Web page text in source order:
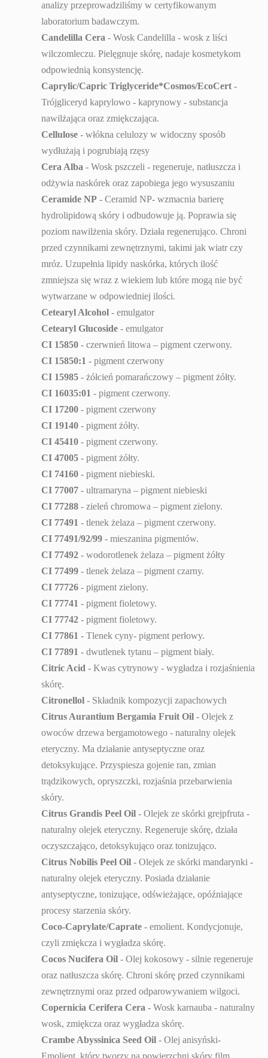
analizy przeprowadziliśmy w certyfikowanym
laboratorium badawczym.
Candelilla Cera - Wosk Candelilla - wosk z liści
wilczomleczu. Pielęgnuje skórę, nadaje kosmetykom
odpowiednią konsystencję.
Caprylic/Capric Triglyceride*Cosmos/EcoCert -
Trójgliceryd kaprylowo - kaprynowy - substancja
nawilżająca oraz zmiękczająca.
Cellulose - włókna celulozy w widoczny sposób
wydłużają i pogrubiają rzęsy
Cera Alba - Wosk pszczeli - regeneruje, natłuszcza i
odżywia naskórek oraz zapobiega jego wysuszaniu
Ceramide NP - Ceramid NP- wzmacnia barierę
hydrolipidową skóry i odbudowuje ją. Poprawia się
poziom nawilżenia skóry. Działa regenerująco. Chroni
przed czynnikami zewnętrznymi, takimi jak wiatr czy
mróz. Uzupełnia lipidy naskórka, których ilość
zmniejsza się wraz z wiekiem lub które mogą nie być
wytwarzane w odpowiedniej ilości.
Cetearyl Alcohol - emulgator
Cetearyl Glucoside - emulgator
CI 15850 - czerwnień litowa – pigment czerwony.
CI 15850:1 - pigment czerwony
CI 15985 - żółcień pomarańczowy – pigment żółty.
CI 16035:01 - pigment czerwony.
CI 17200 - pigment czerwony
CI 19140 - pigment żółty.
CI 45410 - pigment czerwony.
CI 47005 - pigment żółty.
CI 74160 - pigment niebieski.
CI 77007 - ultramaryna – pigment niebieski
CI 77288 - zieleń chromowa – pigment zielony.
CI 77491 - tlenek żelaza – pigment czerwony.
CI 77491/92/99 - mieszanina pigmentów.
CI 77492 - wodorotlenek żelaza – pigment żółty
CI 77499 - tlenek żelaza – pigment czarny.
CI 77726 - pigment zielony.
CI 77741 - pigment fioletowy.
CI 77742 - pigment fioletowy.
CI 77861 - Tlenek cyny- pigment perłowy.
CI 77891 - dwutlenek tytanu – pigment biały.
Citric Acid - Kwas cytrynowy - wygładza i rozjaśnienia
skórę.
Citronellol - Składnik kompozycji zapachowych
Citrus Aurantium Bergamia Fruit Oil - Olejek z
owoców drzewa bergamotowego - naturalny olejek
eteryczny. Ma działanie antyseptyczne oraz
detoksykujące. Przyspiesza gojenie ran, zmian
trądzikowych, opryszczki, rozjaśnia przebarwienia
skóry.
Citrus Grandis Peel Oil - Olejek ze skórki grejpfruta -
naturalny olejek eteryczny. Regeneruje skórę, działa
oczyszczająco, detoksykująco oraz tonizująco.
Citrus Nobilis Peel Oil - Olejek ze skórki mandarynki -
naturalny olejek eteryczny. Posiada działanie
antyseptyczne, tonizujące, odświeżające, opóźniające
procesy starzenia skóry.
Coco-Caprylate/Caprate - emolient. Kondycjonuje,
czyli zmiękcza i wygładza skórę.
Cocos Nucifera Oil - Olej kokosowy - silnie regeneruje
oraz natłuszcza skórę. Chroni skórę przed czynnikami
zewnętrznymi oraz przed odparowywaniem wilgoci.
Copernicia Cerifera Cera - Wosk karnauba - naturalny
wosk, zmiękcza oraz wygładza skórę.
Crambe Abyssinica Seed Oil - Olej anisyński-